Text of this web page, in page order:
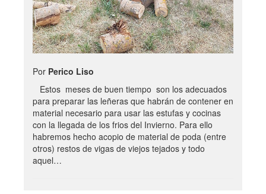
Por Perico Liso
Estos meses de buen tiempo son los adecuados
para preparar las leñeras que habrán de contener en
material necesario para usar las estufas y cocinas
con la llegada de los frios del Invierno. Para ello
habremos hecho acopio de material de poda (entre
otros) restos de vigas de viejos tejados y todo
aquel…